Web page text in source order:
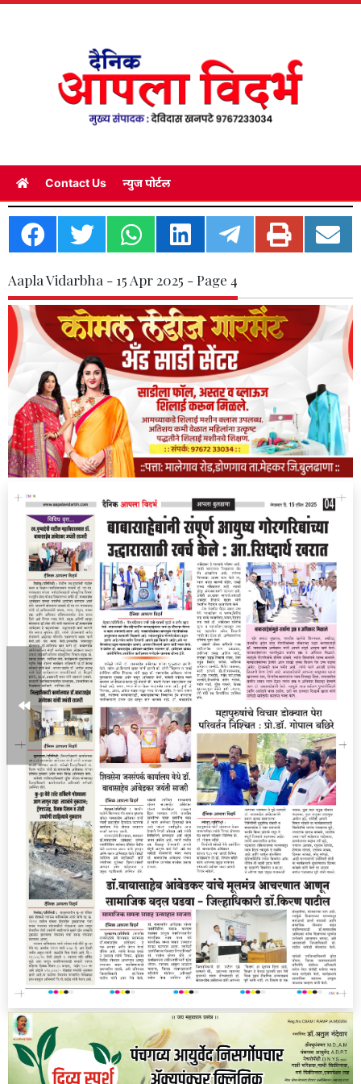
Contact Us न्युज पोर्टल
Aapla Vidarbha - 15 Apr 2025 - Page 4